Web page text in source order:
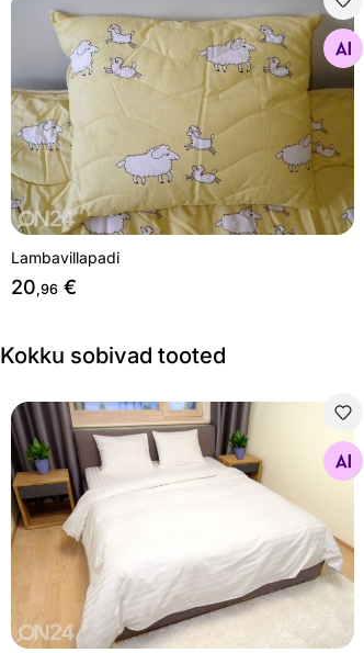
Lambavillapadi
Otsi sarnaseid
Lambavillapadi
20,96 €
Kokku sobivad tooted
Voodipesukomplekt Triip Satiin
Otsi sarnaseid